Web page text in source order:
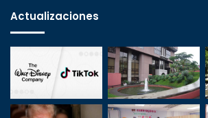
Actualizaciones